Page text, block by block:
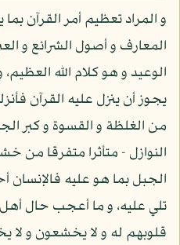
و المراد تعظيم أمر القرآن
المعارف و أصول الشرائع و
الوعيد و هو كلام الله
يجوز أن ينزل عليه القرآن
من الغلظة و القسوة و كبر
النوازل - متأثرا متفرقا من
الجبل بما هو عليه فالإنسان
تلي عليه، و ما أعجب حال أهل
قلوبهم له و لا يخشعون و لا